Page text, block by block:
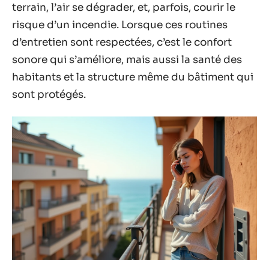
terrain, l’air se dégrader, et, parfois, courir le
risque d’un incendie. Lorsque ces routines
d’entretien sont respectées, c’est le confort
sonore qui s’améliore, mais aussi la santé des
habitants et la structure même du bâtiment qui
sont protégés.